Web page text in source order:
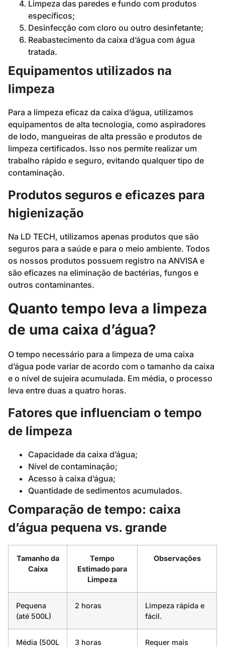
Limpeza das paredes e fundo com produtos
específicos;
Desinfecção com cloro ou outro desinfetante;
Reabastecimento da caixa d’água com água
tratada.
Equipamentos utilizados na
limpeza
Para a limpeza eficaz da caixa d’água, utilizamos
equipamentos de alta tecnologia, como aspiradores
de lodo, mangueiras de alta pressão e produtos de
limpeza certificados. Isso nos permite realizar um
trabalho rápido e seguro, evitando qualquer tipo de
contaminação.
Produtos seguros e eficazes para
higienização
Na LD TECH, utilizamos apenas produtos que são
seguros para a saúde e para o meio ambiente. Todos
os nossos produtos possuem registro na ANVISA e
são eficazes na eliminação de bactérias, fungos e
outros contaminantes.
Quanto tempo leva a limpeza
de uma caixa d’água?
O tempo necessário para a limpeza de uma caixa
d’água pode variar de acordo com o tamanho da caixa
e o nível de sujeira acumulada. Em média, o processo
leva entre duas a quatro horas.
Fatores que influenciam o tempo
de limpeza
Capacidade da caixa d’água;
Nível de contaminação;
Acesso à caixa d’água;
Quantidade de sedimentos acumulados.
Comparação de tempo: caixa
d’água pequena vs. grande
Tamanho da
Caixa
Tempo
Estimado para
Limpeza
Observações
Pequena
(até 500L)
2 horas
Limpeza rápida e
fácil.
Média (500L
3 horas
Requer mais